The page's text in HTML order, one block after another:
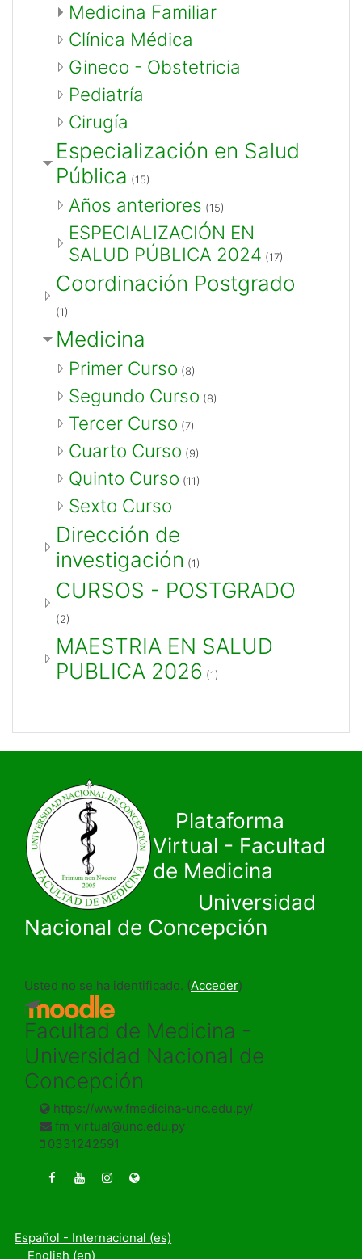
Medicina Familiar
Clínica Médica
Gineco - Obstetricia
Pediatría
Cirugía
Especialización en Salud
Pública (15)
Años anteriores (15)
ESPECIALIZACIÓN EN
SALUD PÚBLICA 2024 (17)
Coordinación Postgrado
(1)
Medicina
Primer Curso (8)
Segundo Curso (8)
Tercer Curso (7)
Cuarto Curso (9)
Quinto Curso (11)
Sexto Curso
Dirección de
investigación (1)
CURSOS - POSTGRADO
(2)
MAESTRIA EN SALUD
PUBLICA 2026 (1)
Plataforma
Virtual - Facultad
de Medicina
Universidad
Nacional de Concepción
Usted no se ha identificado. (Acceder)
Facultad de Medicina -
Universidad Nacional de
Concepción
https://www.fmedicina-unc.edu.py/
fm_virtual@unc.edu.py
0331242591
https://www.facebook.com/fmedicinaunc/
https://youtu.be/8Mu41ObzOrU
https://www.instagram.com/fmedicinaunc/
Español - Internacional ‎(es)‎
English ‎(en)‎